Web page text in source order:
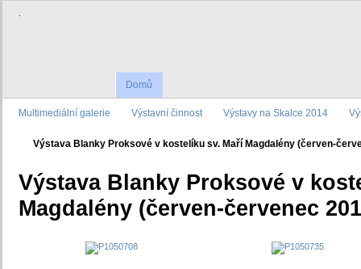
.
Domů
Multimediální galerie Výstavní činnost Výstavy na Skalce 2014
Výstava Blanky Proksové v kostelíku sv. Maří Magdalény (červen-
Výstava Blanky Proksové v
Magdalény (červen-červenec